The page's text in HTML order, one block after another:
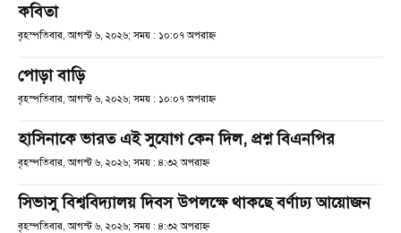
কবিতা
বৃহস্পতিবার, আগস্ট ৬, ২০২৬; সময় : ১০:০৭ অপরাহ্ণ
পোড়া বাড়ি
বৃহস্পতিবার, আগস্ট ৬, ২০২৬; সময় : ১০:০৭ অপরাহ্ণ
হাসিনাকে ভারত এই সুযোগ কেন দিল, প্রশ্ন বিএনপির
বৃহস্পতিবার, আগস্ট ৬, ২০২৬; সময় : ৪:৩২ অপরাহ্ণ
সিভাসু বিশ্ববিদ্যালয় দিবস উপলক্ষে থাকছে বর্ণাঢ্য আয়োজন
বৃহস্পতিবার, আগস্ট ৬, ২০২৬; সময় : ৪:৩২ অপরাহ্ণ